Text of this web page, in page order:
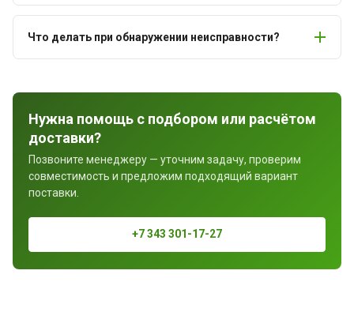
Что делать при обнаружении неисправности?
Нужна помощь с подбором или расчётом
доставки?
Позвоните менеджеру — уточним задачу, проверим
совместимость и предложим подходящий вариант
поставки.
+7 343 301-17-27